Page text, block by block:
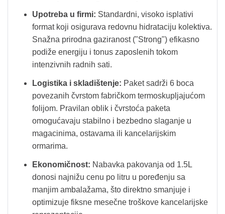
Upotreba u firmi: Standardni, visoko isplativi
format koji osigurava redovnu hidrataciju kolektiva.
Snažna prirodna gaziranost ("Strong") efikasno
podiže energiju i tonus zaposlenih tokom
intenzivnih radnih sati.
Logistika i skladištenje: Paket sadrži 6 boca
povezanih čvrstom fabričkom termoskupljajućom
folijom. Pravilan oblik i čvrstoća paketa
omogućavaju stabilno i bezbedno slaganje u
magacinima, ostavama ili kancelarijskim
ormarima.
Ekonomičnost: Nabavka pakovanja od 1.5L
donosi najnižu cenu po litru u poređenju sa
manjim ambalažama, što direktno smanjuje i
optimizuje fiksne mesečne troškove kancelarijske